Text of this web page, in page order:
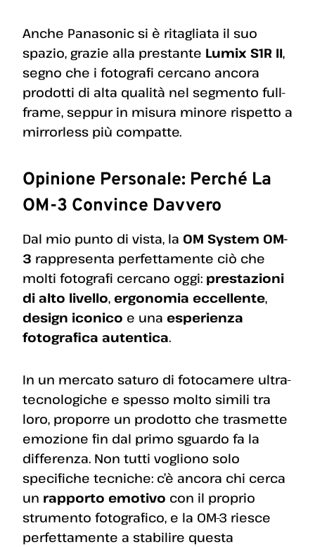
Anche Panasonic si è ritagliata il suo
spazio, grazie alla prestante Lumix S1R II,
segno che i fotografi cercano ancora
prodotti di alta qualità nel segmento full-
frame, seppur in misura minore rispetto a
mirrorless più compatte.
Opinione Personale: Perché La
OM-3 Convince Davvero
Dal mio punto di vista, la OM System OM-
3 rappresenta perfettamente ciò che
molti fotografi cercano oggi: prestazioni
di alto livello, ergonomia eccellente,
design iconico e una esperienza
fotografica autentica.
In un mercato saturo di fotocamere ultra-
tecnologiche e spesso molto simili tra
loro, proporre un prodotto che trasmette
emozione fin dal primo sguardo fa la
differenza. Non tutti vogliono solo
specifiche tecniche: c’è ancora chi cerca
un rapporto emotivo con il proprio
strumento fotografico, e la OM-3 riesce
perfettamente a stabilire questa